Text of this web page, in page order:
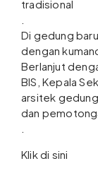
tradisional
Di gedung
dengan
Berlanjut
BIS, Kepala
arsitek gedung
dan
Klik di sini